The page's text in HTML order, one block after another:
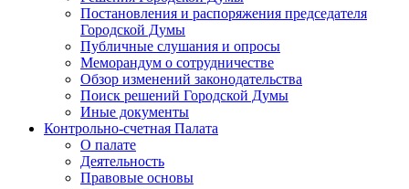
Постановления и распоряжения председателя
Городской Думы
Публичные слушания и опросы
Меморандум о сотрудничестве
Обзор изменений законодательства
Поиск решений Городской Думы
Иные документы
Контрольно-счетная Палата
О палате
Деятельность
Правовые основы